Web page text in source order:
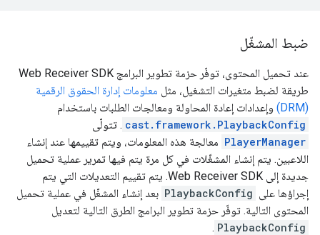
ضبط المشغّل
عند تحميل المحتوى، توفّر حزمة تطوير البرامج Web Receiver SDK
طريقة لضبط متغيرات التشغيل، مثل معلومات إدارة الحقوق الرقمية
(DRM)
وإعدادات إعادة المحاولة ومعالجات الطلبات باستخدام
cast.framework.PlaybackConfig . تتولّى
PlayerManager معالجة هذه المعلومات، ويتم تقييمها عند إنشاء
اللاعبين. يتم إنشاء المشغّلات في كل مرة يتم فيها تمرير عملية تحميل
جديدة إلى Web Receiver SDK. يتم تقييم التعديلات التي يتم
إجراؤها على PlaybackConfig بعد إنشاء المشغّل في عملية تحميل
المحتوى التالية. توفّر حزمة تطوير البرامج الطرق التالية لتعديل
PlaybackConfig
.